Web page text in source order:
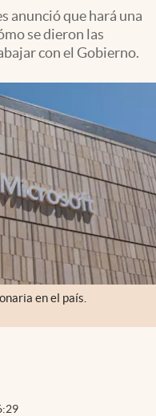
anunció que hará una
se dieron las
con el Gobierno.
en el país.